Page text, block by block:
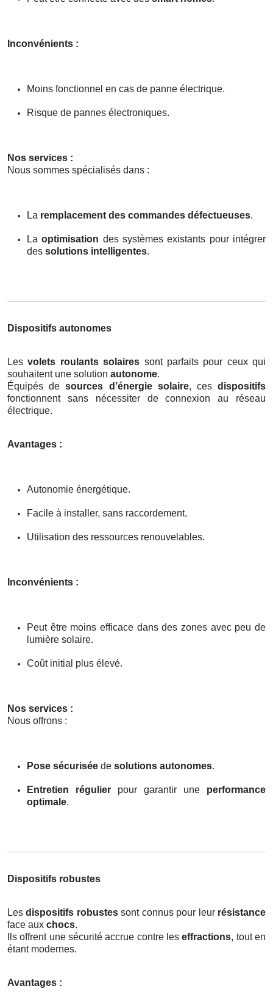
Inconvénients :
Moins fonctionnel en cas de panne électrique.
Risque de pannes électroniques.
Nos services :
Nous sommes spécialisés dans :
La remplacement des commandes défectueuses.
Laoptimisation des systèmes existants pour intégrer
des solutions intelligentes.
Dispositifs autonomes
Lesvolets roulants solaires sont parfaits pour ceux qui
souhaitent une solution autonome.
Équipés desources d’énergie solaire, cesdispositifs
fonctionnent sans nécessiter de connexion au réseau
électrique.
Avantages :
Autonomie énergétique.
Facile à installer, sans raccordement.
Utilisation des ressources renouvelables.
Inconvénients :
Peut être moins efficace dans des zones avec peu de
lumière solaire.
Coût initial plus élevé.
Nos services :
Nous offrons :
Pose sécurisée de solutions autonomes.
Entretien régulier pour garantir une performance
optimale.
Dispositifs robustes
Lesdispositifs robustessont connus pour leur résistance
face aux chocs.
Ils offrent une sécurité accrue contre leseffractions, tout en
étant modernes.
Avantages :